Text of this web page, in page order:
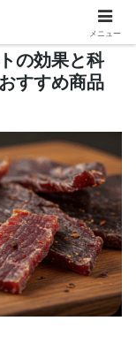
の効果と科
すすめ商品
メニュー